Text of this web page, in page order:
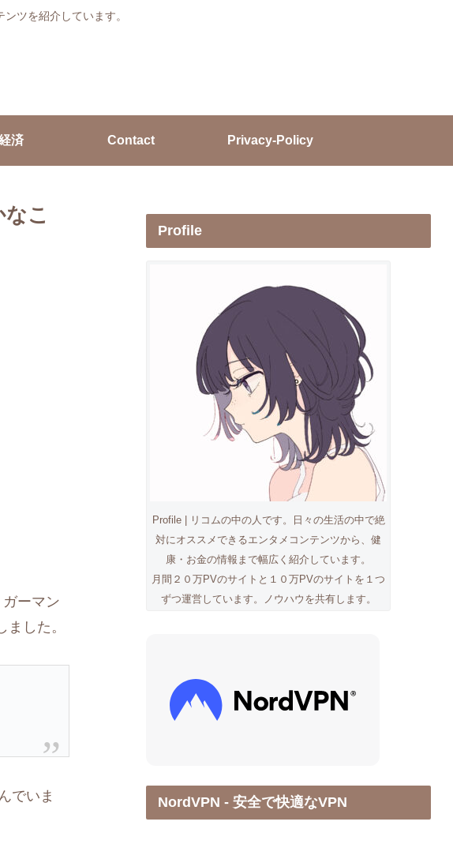
ツを紹介しています。
済 Contact Privacy-Policy
こ
ーマン
した。
でいま
Profile
Profile | リコムの中の人です。日々の生活の中で絶
対にオススメできるエンタメコンテンツから、健
康・お金の情報まで幅広く紹介しています。
月間２０万PVのサイトと１０万PVのサイトを１つ
ずつ運営しています。ノウハウを共有します。
NordVPN - 安全で快適なVPN